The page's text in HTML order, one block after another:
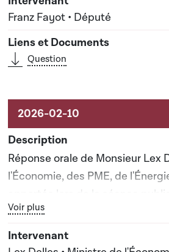
Franz Fayot • Député
Question
Réponse orale de Monsieur Lex
l'Économie, des PME, de
apportée lors de la séance
Bouton graphique servant à
Voir plus